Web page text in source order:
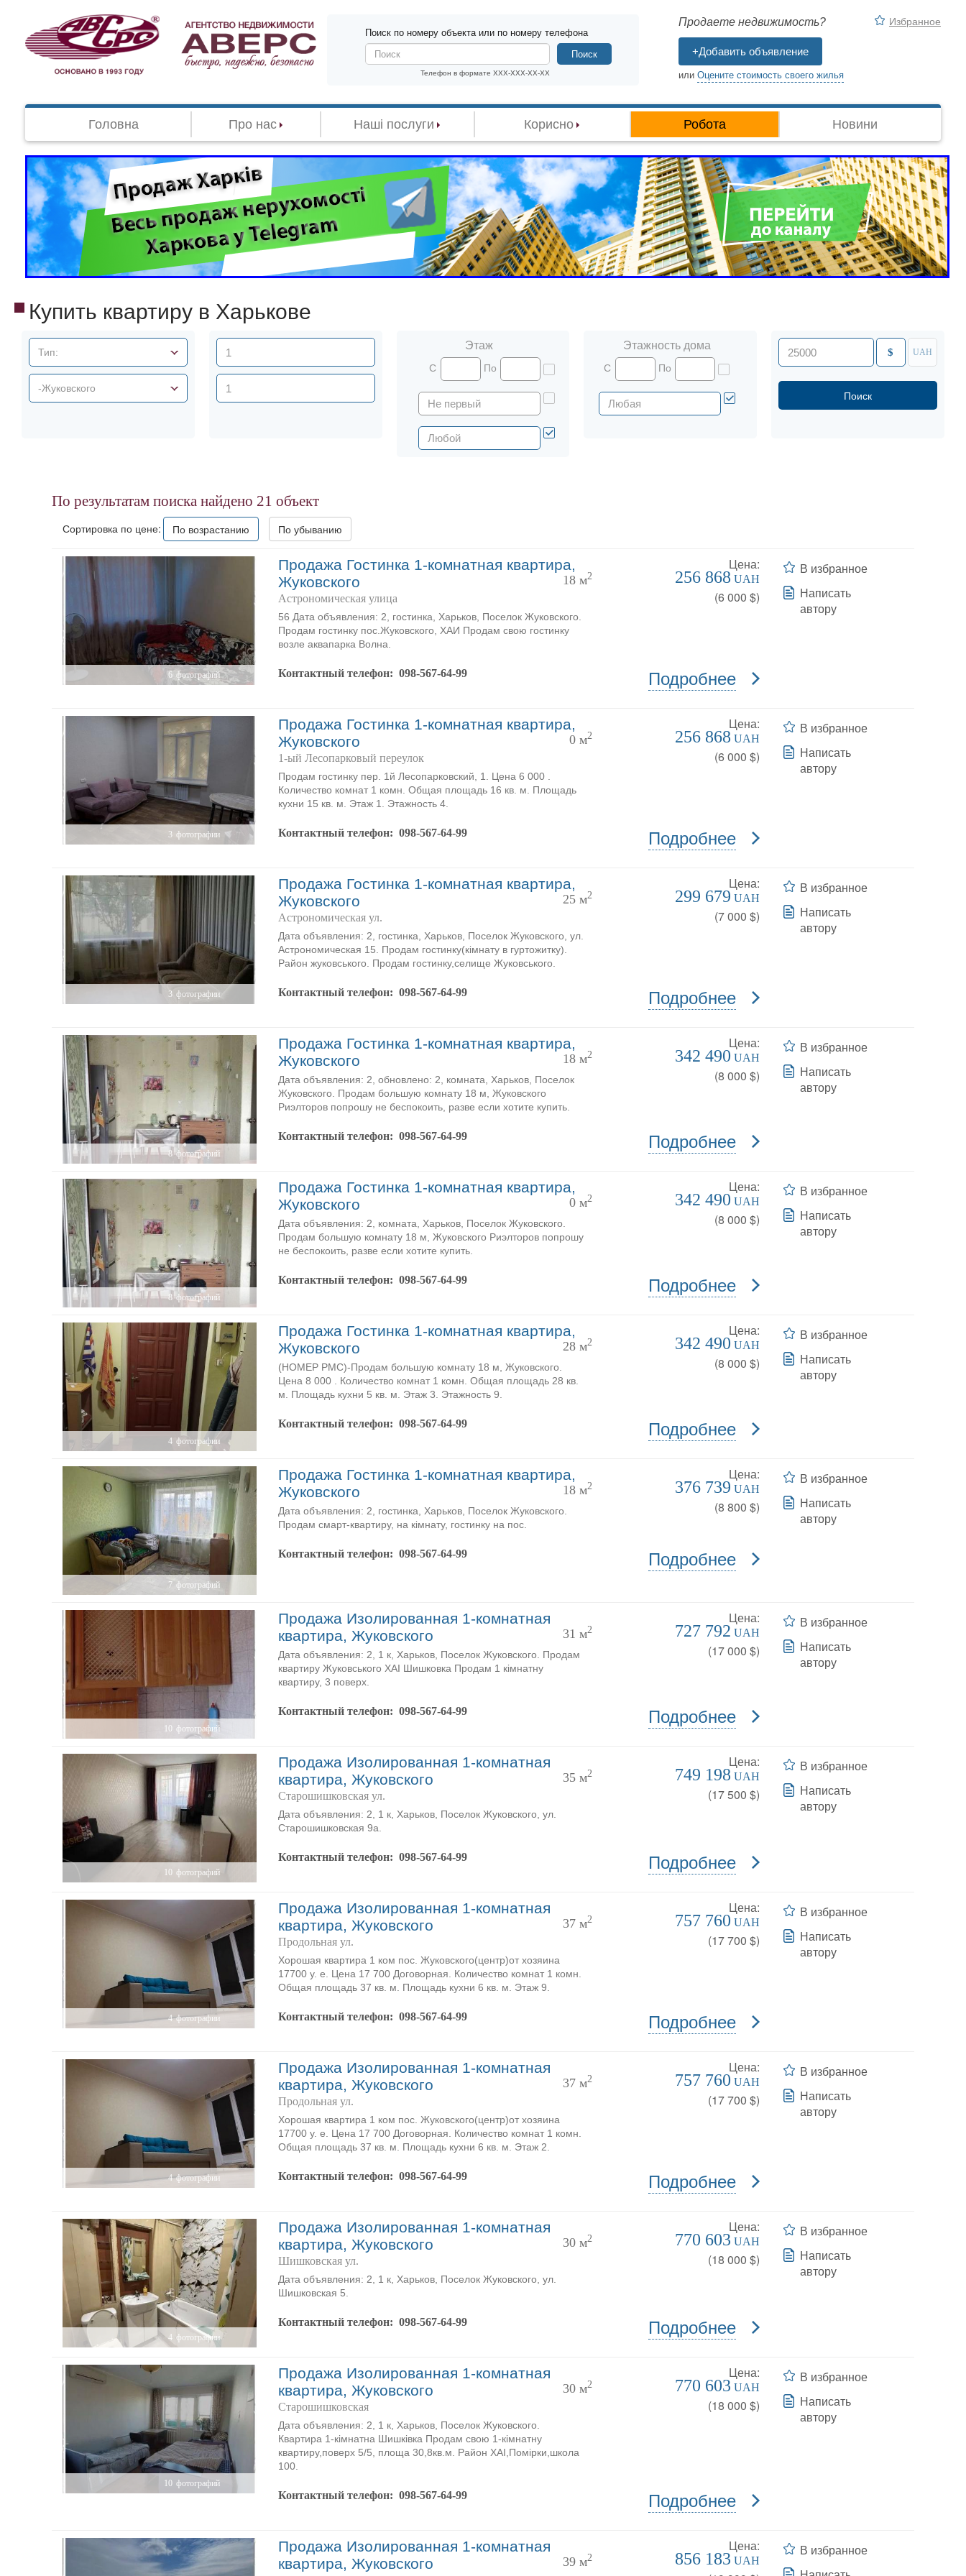
Поиск по номеру объекта или по номеру телефона
Телефон в формате XXX-XXX-XX-XX
Поиск
Продаете недвижимость?
+Добавить объявление
или Оцените стоимость своего жилья
Избранное
Головна Про нас Наші послуги Корисно Робота Новини
Купить квартиру в Харькове
Тип:
-Жуковского
Этаж
С По
Этажность дома
С По
$ UAH
По результатам поиска найдено 21 объект
Сортировка по цене: По возрастанию По убыванию
фотографий
6
Продажа Гостинка 1-комнатная квартира,
Жуковского
18 м2
Астрономическая улица
56 Дата объявления: 2, гостинка, Харьков, Поселок Жуковского.
Продам гостинку пос.Жуковского, ХАИ Продам свою гостинку
возле аквапарка Волна.
Цена:
256 868 UAH
(6 000 $)
Контактный телефон: 098-567-64-99 Подробнее
В избранное
Написать
автору
фотографии
3
Продажа Гостинка 1-комнатная квартира,
Жуковского
0 м2
1-ый Лесопарковый переулок
Продам гостинку пер. 1й Лесопарковский, 1. Цена 6 000 .
Количество комнат 1 комн. Общая площадь 16 кв. м. Площадь
кухни 15 кв. м. Этаж 1. Этажность 4.
Цена:
256 868 UAH
(6 000 $)
Контактный телефон: 098-567-64-99 Подробнее
В избранное
Написать
автору
фотографии
3
Продажа Гостинка 1-комнатная квартира,
Жуковского
25 м2
Астрономическая ул.
Дата объявления: 2, гостинка, Харьков, Поселок Жуковского, ул.
Астрономическая 15. Продам гостинку(кімнату в гуртожитку).
Район жуковського. Продам гостинку,селище Жуковського.
Цена:
299 679 UAH
(7 000 $)
Контактный телефон: 098-567-64-99 Подробнее
В избранное
Написать
автору
фотографий
8
Продажа Гостинка 1-комнатная квартира,
Жуковского
18 м2
Дата объявления: 2, обновлено: 2, комната, Харьков, Поселок
Жуковского. Продам большую комнату 18 м, Жуковского
Риэлторов попрошу не беспокоить, разве если хотите купить.
Цена:
342 490 UAH
(8 000 $)
Контактный телефон: 098-567-64-99 Подробнее
В избранное
Написать
автору
фотографий
8
Продажа Гостинка 1-комнатная квартира,
Жуковского
0 м2
Дата объявления: 2, комната, Харьков, Поселок Жуковского.
Продам большую комнату 18 м, Жуковского Риэлторов попрошу
не беспокоить, разве если хотите купить.
Цена:
342 490 UAH
(8 000 $)
Контактный телефон: 098-567-64-99 Подробнее
В избранное
Написать
автору
фотографии
4
Продажа Гостинка 1-комнатная квартира,
Жуковского
28 м2
(НОМЕР PMC)-Продам большую комнату 18 м, Жуковского.
Цена 8 000 . Количество комнат 1 комн. Общая площадь 28 кв.
м. Площадь кухни 5 кв. м. Этаж 3. Этажность 9.
Цена:
342 490 UAH
(8 000 $)
Контактный телефон: 098-567-64-99 Подробнее
В избранное
Написать
автору
фотографий
7
Продажа Гостинка 1-комнатная квартира,
Жуковского
18 м2
Дата объявления: 2, гостинка, Харьков, Поселок Жуковского.
Продам смарт-квартиру, на кімнату, гостинку на пос.
Цена:
376 739 UAH
(8 800 $)
Контактный телефон: 098-567-64-99 Подробнее
В избранное
Написать
автору
фотографий
10
Продажа Изолированная 1-комнатная
квартира, Жуковского
31 м2
Дата объявления: 2, 1 к, Харьков, Поселок Жуковского. Продам
квартиру Жуковського ХАІ Шишковка Продам 1 кімнатну
квартиру, 3 поверх.
Цена:
727 792 UAH
(17 000 $)
Контактный телефон: 098-567-64-99 Подробнее
В избранное
Написать
автору
фотографий
10
Продажа Изолированная 1-комнатная
квартира, Жуковского
35 м2
Старошишковская ул.
Дата объявления: 2, 1 к, Харьков, Поселок Жуковского, ул.
Старошишковская 9а.
Цена:
749 198 UAH
(17 500 $)
Контактный телефон: 098-567-64-99 Подробнее
В избранное
Написать
автору
фотографии
4
Продажа Изолированная 1-комнатная
квартира, Жуковского
37 м2
Продольная ул.
Хорошая квартира 1 ком пос. Жуковского(центр)от хозяина
17700 у. е. Цена 17 700 Договорная. Количество комнат 1 комн.
Общая площадь 37 кв. м. Площадь кухни 6 кв. м. Этаж 9.
Цена:
757 760 UAH
(17 700 $)
Контактный телефон: 098-567-64-99 Подробнее
В избранное
Написать
автору
фотографии
4
Продажа Изолированная 1-комнатная
квартира, Жуковского
37 м2
Продольная ул.
Хорошая квартира 1 ком пос. Жуковского(центр)от хозяина
17700 у. е. Цена 17 700 Договорная. Количество комнат 1 комн.
Общая площадь 37 кв. м. Площадь кухни 6 кв. м. Этаж 2.
Цена:
757 760 UAH
(17 700 $)
Контактный телефон: 098-567-64-99 Подробнее
В избранное
Написать
автору
фотографии
4
Продажа Изолированная 1-комнатная
квартира, Жуковского
30 м2
Шишковская ул.
Дата объявления: 2, 1 к, Харьков, Поселок Жуковского, ул.
Шишковская 5.
Цена:
770 603 UAH
(18 000 $)
Контактный телефон: 098-567-64-99 Подробнее
В избранное
Написать
автору
фотографий
10
Продажа Изолированная 1-комнатная
квартира, Жуковского
30 м2
Старошишковская
Дата объявления: 2, 1 к, Харьков, Поселок Жуковского.
Квартира 1-кімнатна Шишківка Продам свою 1-кімнатну
квартиру,поверх 5/5, площа 30,8кв.м. Район ХАІ,Помірки,школа
100.
Цена:
770 603 UAH
(18 000 $)
Контактный телефон: 098-567-64-99 Подробнее
В избранное
Написать
автору
Продажа Изолированная 1-комнатная
квартира, Жуковского
39 м2
Цена:
856 183 UAH
В избранное